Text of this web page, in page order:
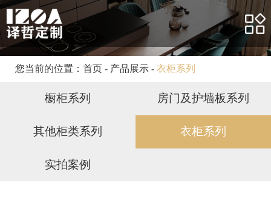
网站首页
关于我们
产品展示
合作案例
客户服务
您当前的位置： 首页 - 产品展示- 衣柜系列
橱柜系列 房门及护墙板系列
其他柜类系列 衣柜系列
实拍案例